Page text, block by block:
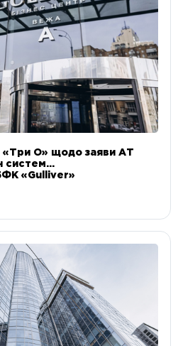
«Три О» щодо заяви АТ
систем
«Gulliver»